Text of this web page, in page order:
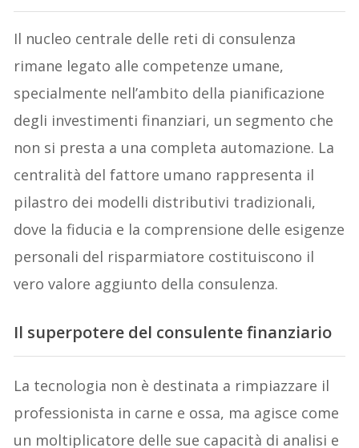
Il nucleo centrale delle reti di consulenza
rimane legato alle competenze umane,
specialmente nell’ambito della pianificazione
degli investimenti finanziari, un segmento che
non si presta a una completa automazione. La
centralità del fattore umano rappresenta il
pilastro dei modelli distributivi tradizionali,
dove la fiducia e la comprensione delle esigenze
personali del risparmiatore costituiscono il
vero valore aggiunto della consulenza.
Il superpotere del consulente finanziario
La tecnologia non è destinata a rimpiazzare il
professionista in carne e ossa, ma agisce come
un moltiplicatore delle sue capacità di analisi e